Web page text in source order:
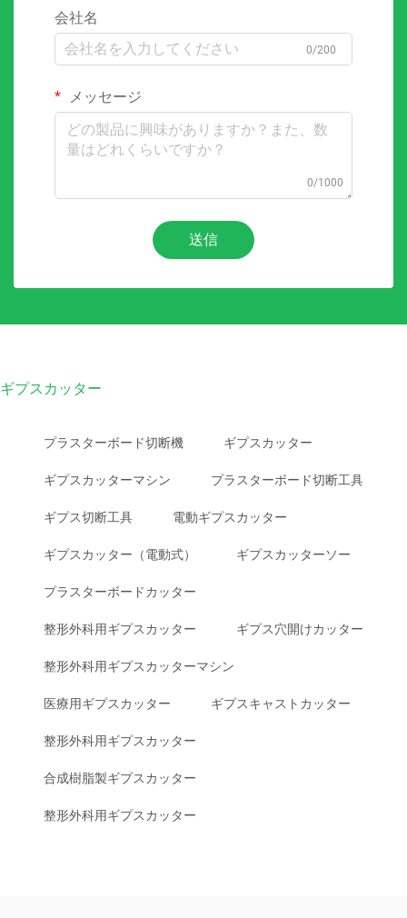
会社名
0/200
メッセージ
0/1000
送信
ギプスカッター
プラスターボード切断機 ギプスカッター
ギプスカッターマシン プラスターボード切断工具
ギプス切断工具 電動ギプスカッター
ギプスカッター（電動式） ギプスカッターソー
プラスターボードカッター
整形外科用ギプスカッター ギプス穴開けカッター
整形外科用ギプスカッターマシン
医療用ギプスカッター ギプスキャストカッター
整形外科用ギプスカッター
合成樹脂製ギプスカッター
整形外科用ギプスカッター